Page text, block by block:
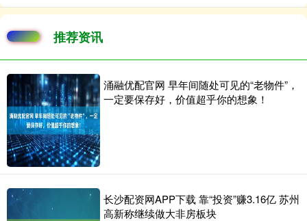
推荐资讯
涌融优配官网 早年间随处可见的“老物件”，
一定要保存好，价值超乎你的想象！
长沙配资网APP下载 靠“投资”赚3.16亿 苏州
高新称继续做大非房板块